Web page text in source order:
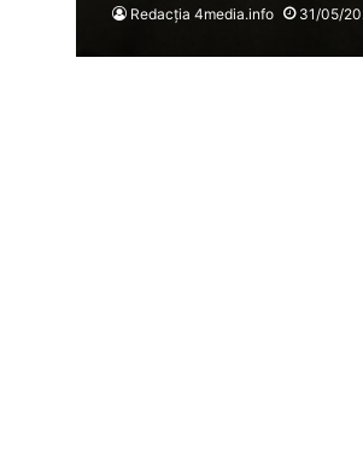
Redacția 4media.info 31/05/